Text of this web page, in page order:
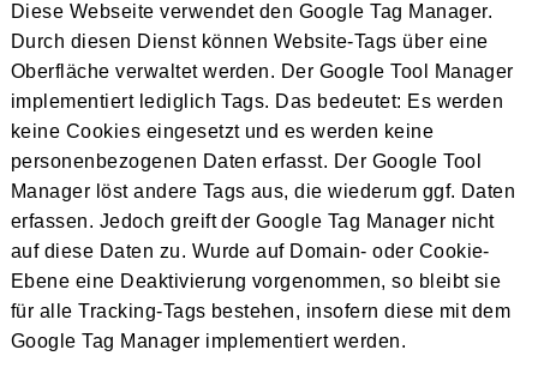
Diese Webseite verwendet den Google Tag Manager.
Durch diesen Dienst können Website-Tags über eine
Oberfläche verwaltet werden. Der Google Tool Manager
implementiert lediglich Tags. Das bedeutet: Es werden
keine Cookies eingesetzt und es werden keine
personenbezogenen Daten erfasst. Der Google Tool
Manager löst andere Tags aus, die wiederum ggf. Daten
erfassen. Jedoch greift der Google Tag Manager nicht
auf diese Daten zu. Wurde auf Domain- oder Cookie-
Ebene eine Deaktivierung vorgenommen, so bleibt sie
für alle Tracking-Tags bestehen, insofern diese mit dem
Google Tag Manager implementiert werden.